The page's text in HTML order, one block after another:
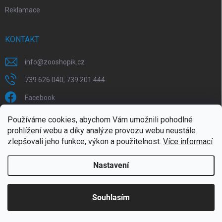
Používáme cookies, abychom Vám umožnili pohodlné
prohlížení webu a díky analýze provozu webu neustále
zlepšovali jeho funkce, výkon a použitelnost. Více informací
Nastavení
Souhlasím
Doprava zdarma od 1799,- (do 30 kg)
Reklamace
KONTAKT
info@zooshopik.cz
739 626 040, 739 201 444
Facebook
FACEBOOK
ZOOshopik . Všechna práva vyhrazena.